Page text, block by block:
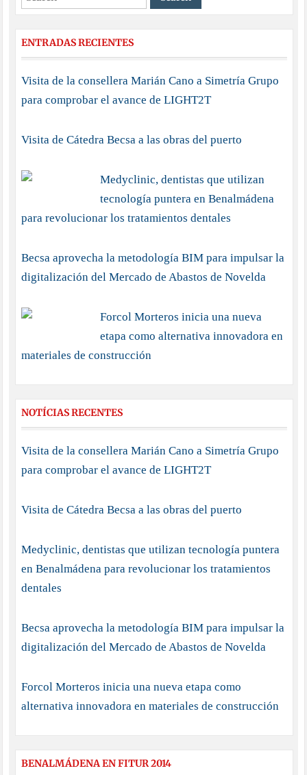
ENTRADAS RECIENTES
Visita de la consellera Marián Cano a Simetría Grupo
para comprobar el avance de LIGHT2T
Visita de Cátedra Becsa a las obras del puerto
Medyclinic, dentistas que utilizan
tecnología puntera en Benalmádena
para revolucionar los tratamientos dentales
Becsa aprovecha la metodología BIM para impulsar la
digitalización del Mercado de Abastos de Novelda
Forcol Morteros inicia una nueva
etapa como alternativa innovadora en
materiales de construcción
NOTÍCIAS RECENTES
Visita de la consellera Marián Cano a Simetría Grupo
para comprobar el avance de LIGHT2T
Visita de Cátedra Becsa a las obras del puerto
Medyclinic, dentistas que utilizan tecnología puntera
en Benalmádena para revolucionar los tratamientos
dentales
Becsa aprovecha la metodología BIM para impulsar la
digitalización del Mercado de Abastos de Novelda
Forcol Morteros inicia una nueva etapa como
alternativa innovadora en materiales de construcción
BENALMÁDENA EN FITUR 2014